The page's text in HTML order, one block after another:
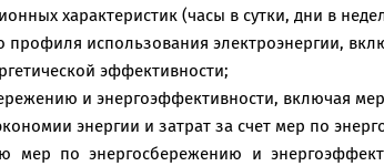
характеристик (часы в сутки, дни в
использования электроэнергии,
эффективности;
и энергоэффективности, включая
энергии и затрат за счет мер по
мер по энергосбережению и